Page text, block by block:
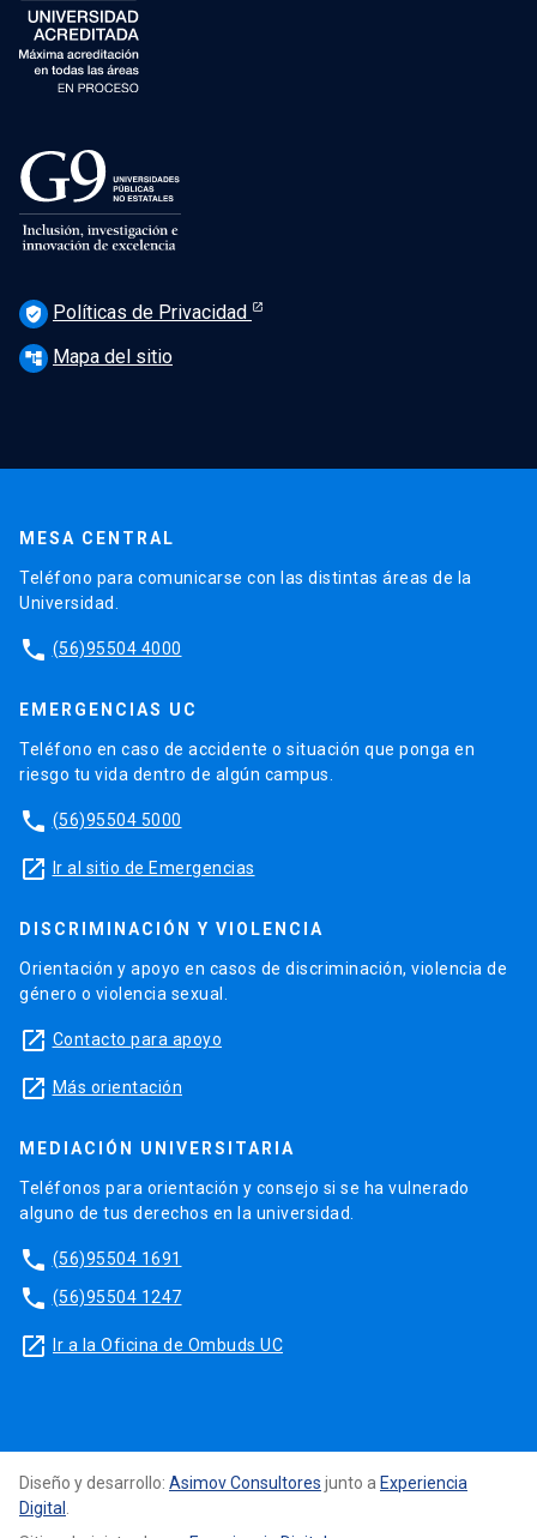
verified_user Políticas de Privacidad
account_tree Mapa del sitio
MESA CENTRAL
Teléfono para comunicarse con las distintas áreas de la
Universidad.
phone (56)95504 4000
EMERGENCIAS UC
Teléfono en caso de accidente o situación que ponga en
riesgo tu vida dentro de algún campus.
phone (56)95504 5000
launch Ir al sitio de Emergencias
DISCRIMINACIÓN Y VIOLENCIA
Orientación y apoyo en casos de discriminación, violencia de
género o violencia sexual.
launch Contacto para apoyo
launch Más orientación
MEDIACIÓN UNIVERSITARIA
Teléfonos para orientación y consejo si se ha vulnerado
alguno de tus derechos en la universidad.
phone (56)95504 1691
phone (56)95504 1247
launch Ir a la Oficina de Ombuds UC
Diseño y desarrollo: Asimov Consultores junto a Experiencia
Digital